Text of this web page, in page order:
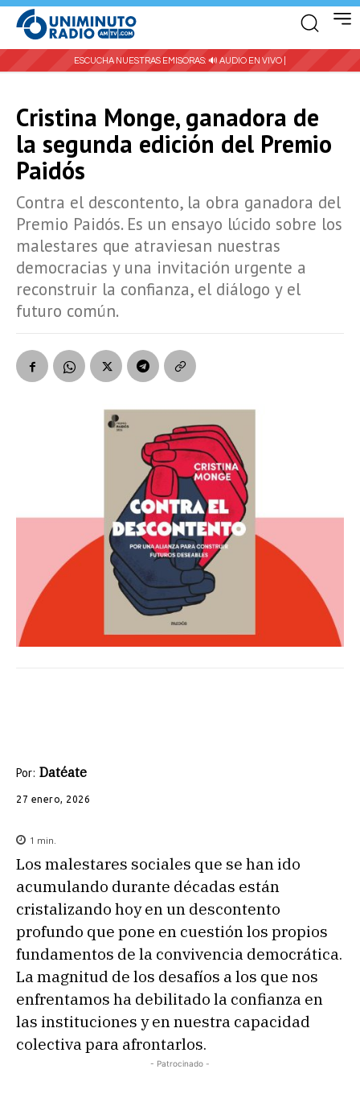
ESCUCHA NUESTRAS EMISORAS: 🔊 AUDIO EN VIVO |
Cristina Monge, ganadora de
la segunda edición del Premio
Paidós
Contra el descontento, la obra ganadora del
Premio Paidós. Es un ensayo lúcido sobre los
malestares que atraviesan nuestras
democracias y una invitación urgente a
reconstruir la confianza, el diálogo y el
futuro común.
Por: Datéate
27 enero, 2026
1 min.
Los malestares sociales que se han ido
acumulando durante décadas están
cristalizando hoy en un descontento
profundo que pone en cuestión los propios
fundamentos de la convivencia democrática.
La magnitud de los desafíos a los que nos
enfrentamos ha debilitado la confianza en
las instituciones y en nuestra capacidad
colectiva para afrontarlos.
- Patrocinado -